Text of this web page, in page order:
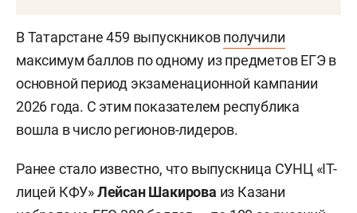
В Татарстане 459 выпускниковполучили
максимум баллов по одному из предметов ЕГЭ в
основной период экзаменационной кампании
2026 года. С этим показателем республика
вошла в число регионов-лидеров.
Ранее стало известно, что выпускница СУНЦ «IT-
лицей КФУ»Лейсан Шакирова из Казани